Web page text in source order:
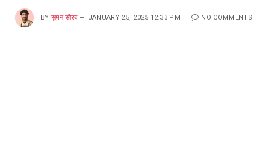
BY सुमन सौरब JANUARY 25, 2025 12:33 PM NO COMMENTS